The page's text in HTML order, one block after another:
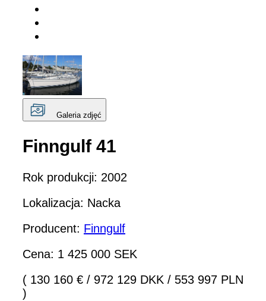
Galeria zdjęć
Finngulf 41
Rok produkcji: 2002
Lokalizacja: Nacka
Producent: Finngulf
Cena: 1 425 000 SEK
( 130 160 € / 972 129 DKK / 553 997 PLN
)